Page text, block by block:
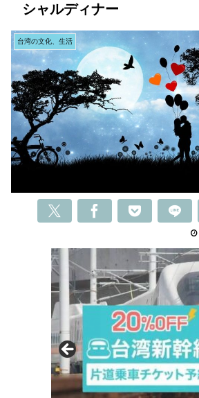
シャルディナー
台湾の文化、生活